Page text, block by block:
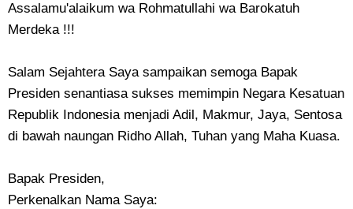
Assalamu'alaikum wa Rohmatullahi wa Barokatuh
Merdeka !!!
Salam Sejahtera Saya sampaikan semoga Bapak
Presiden senantiasa sukses memimpin Negara Kesatuan
Republik Indonesia menjadi Adil, Makmur, Jaya, Sentosa
di bawah naungan Ridho Allah, Tuhan yang Maha Kuasa.
Bapak Presiden,
Perkenalkan Nama Saya: